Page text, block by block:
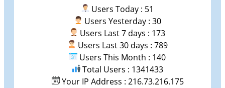
Users Today : 51
Users Yesterday : 30
Users Last 7 days : 173
Users Last 30 days : 789
Users This Month : 140
Total Users : 1341433
Your IP Address : 216.73.216.175